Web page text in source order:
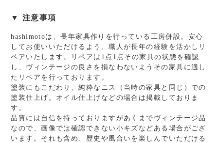
し/
ー
ク
▼ 注意事項
hashimotoは、長年家具作りを行っている工房併設。安心
してお使いいただけるよう、職人が長年の経験を活かしリ
ペアいたします。リペアは1点1点その家具の状態を確認
し、ヴィンテージの良さを損なわないようその家具に適し
たリペアを行っております。
塗装にもこだわり、純粋なニス（当時の家具と同じ）での
塗装仕上げ。オイル仕上げなどの場合は掲載しておりま
す。
品質には自信を持っておりますがあくまでヴィンテージ品
なので、画像では確認できない小キズなどある場合がござ
います。それも含め、歴史や風合いを楽しんでいただける